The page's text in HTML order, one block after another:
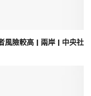
風險較高 | 兩岸 | 中央社